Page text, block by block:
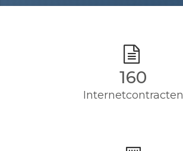
160
Internetcontracten